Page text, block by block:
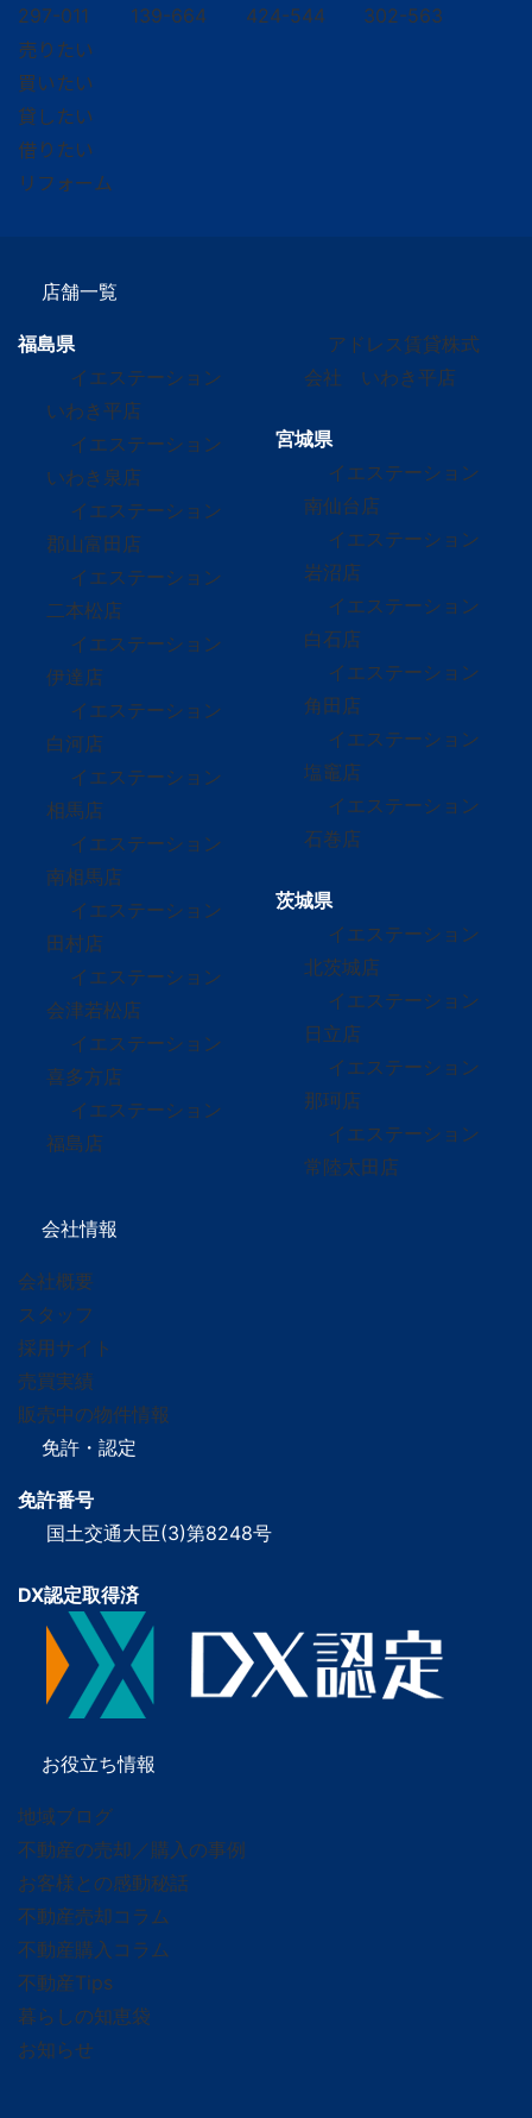
297-011
139-664
424-544
302-563
売りたい
買いたい
貸したい
借りたい
リフォーム
店舗一覧
福島県
イエステーション
いわき平店
イエステーション
いわき泉店
イエステーション
郡山富田店
イエステーション
二本松店
イエステーション
伊達店
イエステーション
白河店
イエステーション
相馬店
イエステーション
南相馬店
イエステーション
田村店
イエステーション
会津若松店
イエステーション
喜多方店
イエステーション
福島店
アドレス賃貸株式
会社 いわき平店
宮城県
イエステーション
南仙台店
イエステーション
岩沼店
イエステーション
白石店
イエステーション
角田店
イエステーション
塩竈店
イエステーション
石巻店
茨城県
イエステーション
北茨城店
イエステーション
日立店
イエステーション
那珂店
イエステーション
常陸太田店
会社情報
会社概要
スタッフ
採用サイト
売買実績
販売中の物件情報
免許・認定
免許番号
国土交通大臣(3)第8248号
DX認定取得済
お役立ち情報
地域ブログ
不動産の売却／購入の事例
お客様との感動秘話
不動産売却コラム
不動産購入コラム
不動産Tips
暮らしの知恵袋
お知らせ